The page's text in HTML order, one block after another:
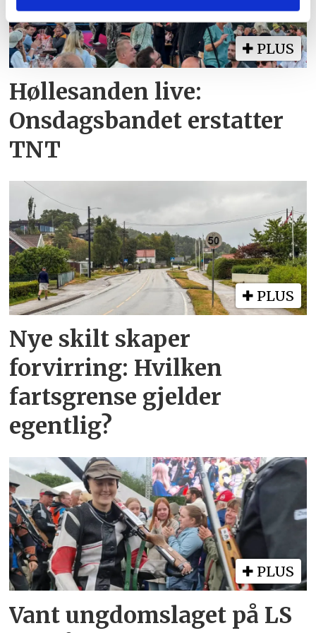
eller som de har samlet inn gjennom din bruk av
tjenestene deres.
PLUS
Høllesanden live:
Onsdagsbandet erstatter
TNT
PLUS
Nye skilt skaper
forvirring: Hvilken
fartsgrense gjelder
egentlig?
PLUS
Vant ungdomslaget på LS